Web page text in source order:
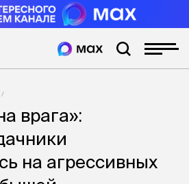
врага»:
на агрессивных